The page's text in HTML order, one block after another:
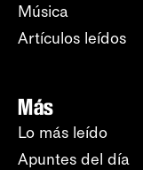
Música
Artículos leídos
Más
Lo más leído
Apuntes del día